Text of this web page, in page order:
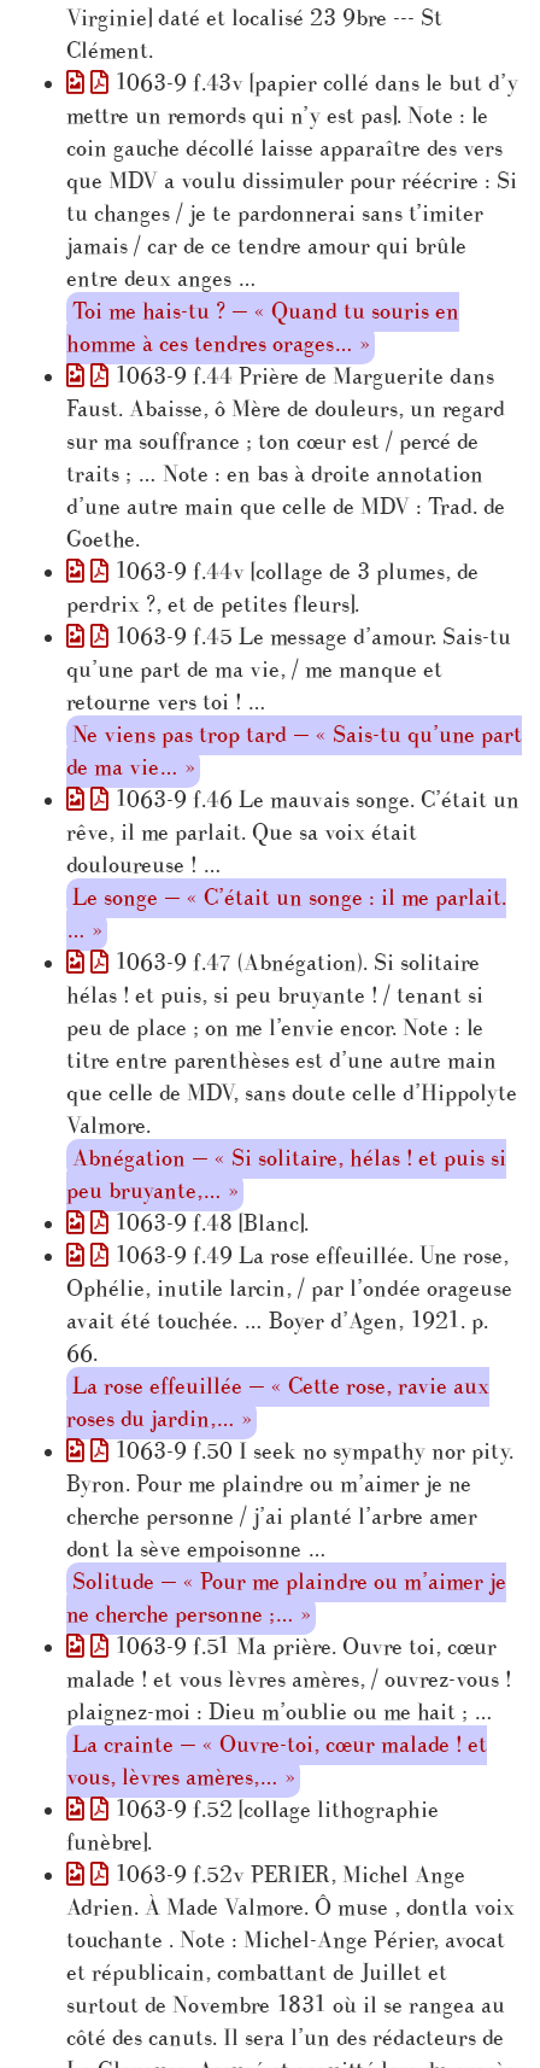
Virginie] daté et localisé 23 9bre --- St
Clément.
1063-9 f.43v [papier collé dans le but d’y
mettre un remords qui n’y est pas]. Note : le
coin gauche décollé laisse apparaître des vers
que MDV a voulu dissimuler pour réécrire : Si
tu changes / je te pardonnerai sans t’imiter
jamais / car de ce tendre amour qui brûle
entre deux anges …
Toi me hais-tu ? — « Quand tu souris en
homme à ces tendres orages… »
1063-9 f.44 Prière de Marguerite dans
Faust. Abaisse, ô Mère de douleurs, un regard
sur ma souffrance ; ton cœur est / percé de
traits ; … Note : en bas à droite annotation
d’une autre main que celle de MDV : Trad. de
Goethe.
1063-9 f.44v [collage de 3 plumes, de
perdrix ?, et de petites fleurs].
1063-9 f.45 Le message d’amour. Sais-tu
qu’une part de ma vie, / me manque et
retourne vers toi ! …
Ne viens pas trop tard — « Sais-tu qu’une part
de ma vie… »
1063-9 f.46 Le mauvais songe. C’était un
rêve, il me parlait. Que sa voix était
douloureuse ! …
Le songe — « C’était un songe : il me parlait.
… »
1063-9 f.47 (Abnégation). Si solitaire
hélas ! et puis, si peu bruyante ! / tenant si
peu de place ; on me l’envie encor. Note : le
titre entre parenthèses est d’une autre main
que celle de MDV, sans doute celle d’Hippolyte
Valmore.
Abnégation — « Si solitaire, hélas ! et puis si
peu bruyante,… »
1063-9 f.48 [Blanc].
1063-9 f.49 La rose effeuillée. Une rose,
Ophélie, inutile larcin, / par l’ondée orageuse
avait été touchée. … Boyer d’Agen, 1921. p.
66.
La rose effeuillée — « Cette rose, ravie aux
roses du jardin,… »
1063-9 f.50 I seek no sympathy nor pity.
Byron. Pour me plaindre ou m’aimer je ne
cherche personne / j’ai planté l’arbre amer
dont la sève empoisonne …
Solitude — « Pour me plaindre ou m’aimer je
ne cherche personne ;… »
1063-9 f.51 Ma prière. Ouvre toi, cœur
malade ! et vous lèvres amères, / ouvrez-vous !
plaignez-moi : Dieu m’oublie ou me hait ; …
La crainte — « Ouvre-toi, cœur malade ! et
vous, lèvres amères,… »
1063-9 f.52 [collage lithographie
funèbre].
1063-9 f.52v PERIER, Michel Ange
Adrien. À Made Valmore. Ô muse , dontla voix
touchante . Note : Michel-Ange Périer, avocat
et républicain, combattant de Juillet et
surtout de Novembre 1831 où il se rangea au
côté des canuts. Il sera l’un des rédacteurs de